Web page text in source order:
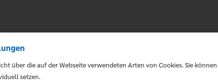
über die auf der Webseite verwendeten Arten von Cookies. Sie
setzen.